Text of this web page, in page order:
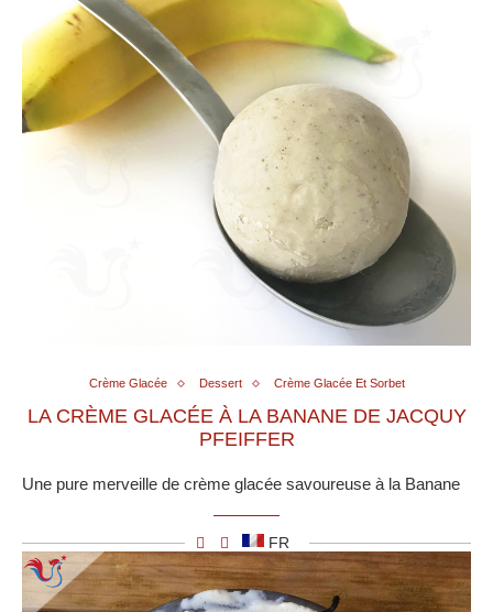
Crème Glacée Dessert Crème Glacée Et Sorbet
LA CRÈME GLACÉE À LA BANANE DE JACQUY
PFEIFFER
Une pure merveille de crème glacée savoureuse à la Banane
FR